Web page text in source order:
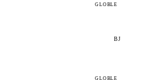
GLOBLE
BJ
GLOBLE